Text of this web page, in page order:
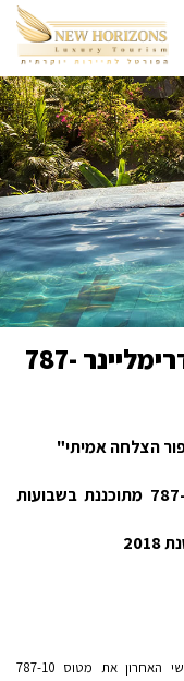
בואינג השיקה את מטוס הדרימליינר 787-
הצלחה אמיתי"
 טיסת הבכורה של מטוס הדרימליינר 787-10 מתוכננת בשבועות
בואינג, יצרנית המטוסים המובילה, השיקה ביום שישי האחרון את מטוס 787-10